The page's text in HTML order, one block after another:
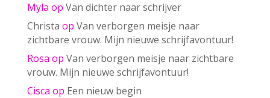
Myla op Van dichter naar schrijver
Christa op Van verborgen meisje naar
zichtbare vrouw. Mijn nieuwe schrijfavontuur!
Rosa op Van verborgen meisje naar zichtbare
vrouw. Mijn nieuwe schrijfavontuur!
Cisca op Een nieuw begin